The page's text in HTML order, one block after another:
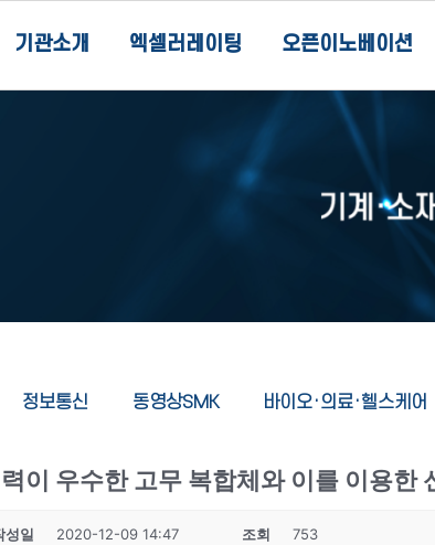
기관소개 엑셀러레이팅 오픈이노베이션
정보통신 동영상SMK 바이오·의료·헬스케어
이 우수한 고무 복합체와 이를 이용한
성일 2020-12-09 14:47 조회 753